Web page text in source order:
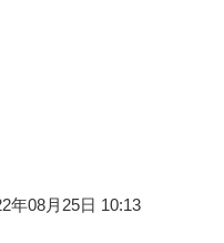
年08月25日 10:13